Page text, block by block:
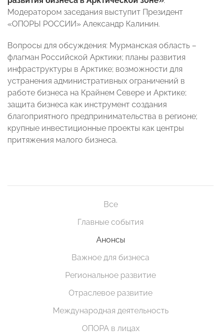
Модератором заседания выступит Президент
«ОПОРЫ РОССИИ» Александр Калинин.
Вопросы для обсуждения: Мурманская область –
флагман Российской Арктики; планы развития
инфраструктуры в Арктике; возможности для
устранения административных ограничений в
работе бизнеса на Крайнем Севере и Арктике;
защита бизнеса как инструмент создания
благоприятного предпринимательства в регионе;
крупные инвестиционные проекты как центры
притяжения малого бизнеса.
Все
Главные события
Анонсы
Важное для бизнеса
Региональное развитие
Отраслевое развитие
Международная деятельность
ОПОРА в лицах